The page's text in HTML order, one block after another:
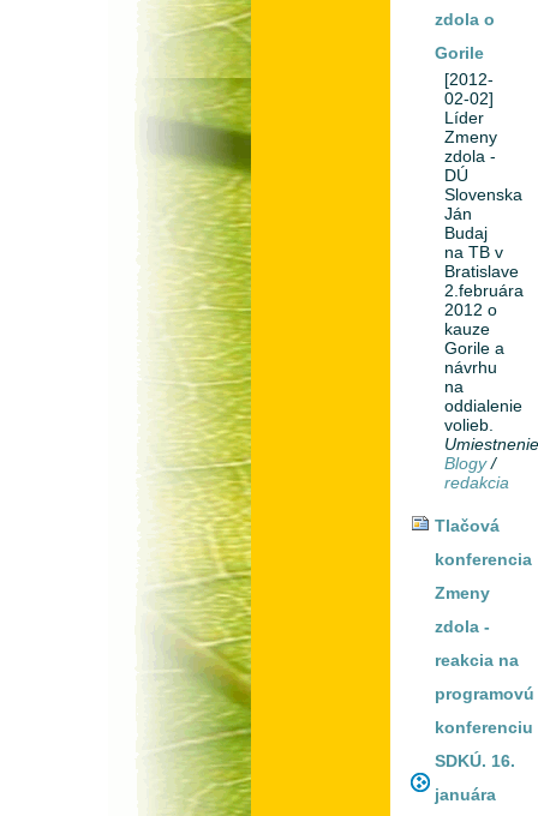
zdola o
Gorile
[2012-
02-02]
Líder
Zmeny
zdola -
DÚ
Slovenska
Ján
Budaj
na TB v
Bratislave
2.februára
2012 o
kauze
Gorile a
návrhu
na
oddialenie
volieb.
Blogy /
redakcia
Tlačová
konferencia
Zmeny
zdola -
reakcia na
programovú
konferenciu
SDKÚ. 16.
januára